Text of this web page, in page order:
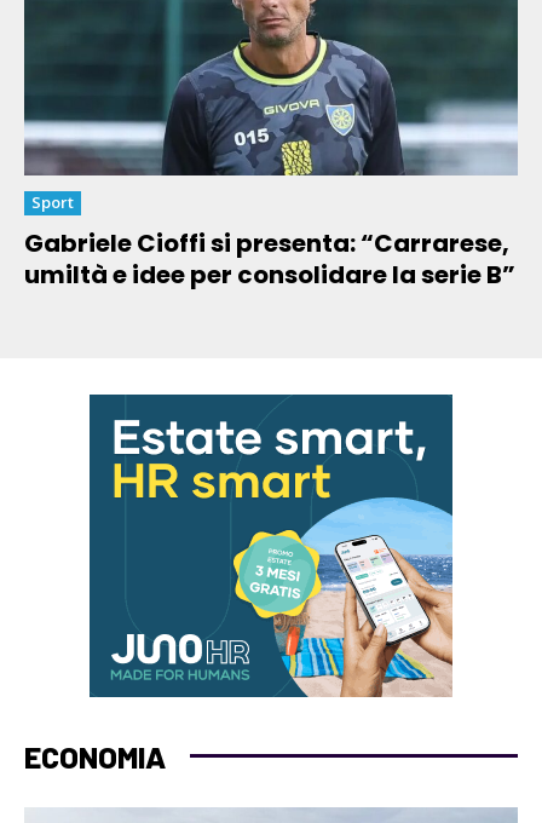
Sport
Gabriele Cioffi si presenta: “Carrarese,
umiltà e idee per consolidare la serie B”
ECONOMIA